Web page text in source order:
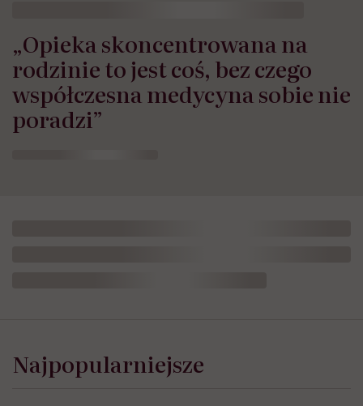
„Opieka skoncentrowana na
rodzinie to jest coś, bez czego
współczesna medycyna sobie nie
poradzi”
Najpopularniejsze